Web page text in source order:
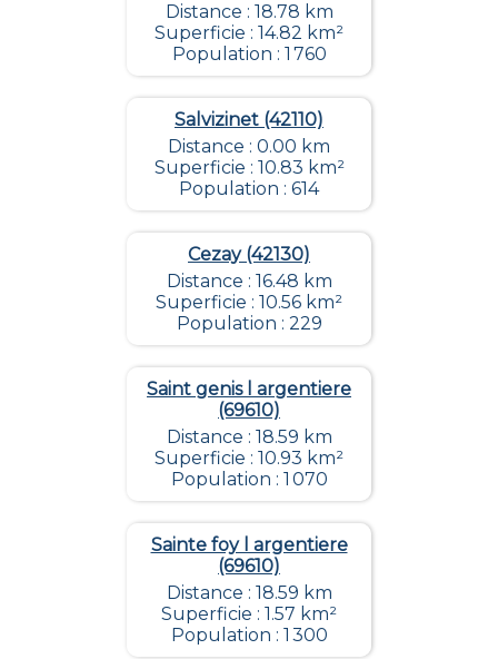
Distance : 18.78 km
Superficie : 14.82 km²
Population : 1 760
Salvizinet (42110)
Distance : 0.00 km
Superficie : 10.83 km²
Population : 614
Cezay (42130)
Distance : 16.48 km
Superficie : 10.56 km²
Population : 229
Saint genis l argentiere
(69610)
Distance : 18.59 km
Superficie : 10.93 km²
Population : 1 070
Sainte foy l argentiere
(69610)
Distance : 18.59 km
Superficie : 1.57 km²
Population : 1 300